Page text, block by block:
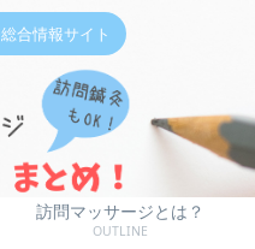
合情報サイト
訪問マッサージとは？
OUTLINE